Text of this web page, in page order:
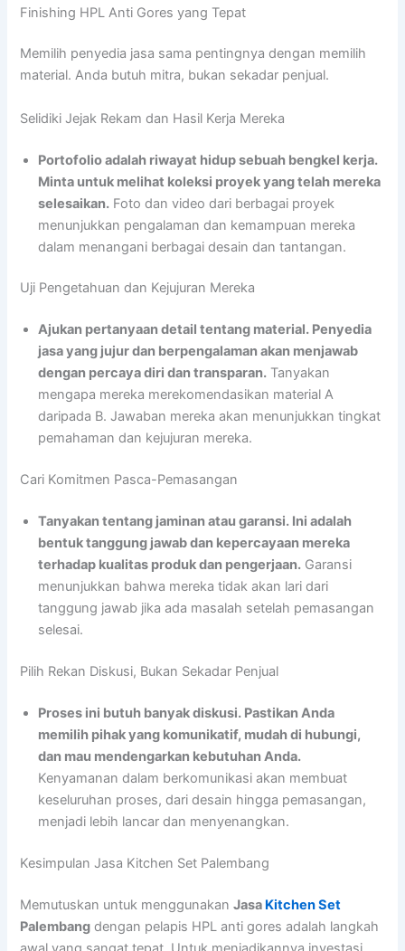
Finishing HPL Anti Gores yang Tepat
Memilih penyedia jasa sama pentingnya dengan memilih
material. Anda butuh mitra, bukan sekadar penjual.
Selidiki Jejak Rekam dan Hasil Kerja Mereka
Portofolio adalah riwayat hidup sebuah bengkel kerja.
Minta untuk melihat koleksi proyek yang telah mereka
selesaikan. Foto dan video dari berbagai proyek
menunjukkan pengalaman dan kemampuan mereka
dalam menangani berbagai desain dan tantangan.
Uji Pengetahuan dan Kejujuran Mereka
Ajukan pertanyaan detail tentang material. Penyedia
jasa yang jujur dan berpengalaman akan menjawab
dengan percaya diri dan transparan. Tanyakan
mengapa mereka merekomendasikan material A
daripada B. Jawaban mereka akan menunjukkan tingkat
pemahaman dan kejujuran mereka.
Cari Komitmen Pasca-Pemasangan
Tanyakan tentang jaminan atau garansi. Ini adalah
bentuk tanggung jawab dan kepercayaan mereka
terhadap kualitas produk dan pengerjaan. Garansi
menunjukkan bahwa mereka tidak akan lari dari
tanggung jawab jika ada masalah setelah pemasangan
selesai.
Pilih Rekan Diskusi, Bukan Sekadar Penjual
Proses ini butuh banyak diskusi. Pastikan Anda
memilih pihak yang komunikatif, mudah di hubungi,
dan mau mendengarkan kebutuhan Anda.
Kenyamanan dalam berkomunikasi akan membuat
keseluruhan proses, dari desain hingga pemasangan,
menjadi lebih lancar dan menyenangkan.
Kesimpulan Jasa Kitchen Set Palembang
Memutuskan untuk menggunakanJasa Kitchen Set
Palembang dengan pelapis HPL anti gores adalah langkah